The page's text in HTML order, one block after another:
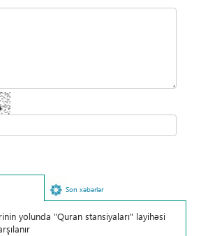
Son xəbərlər
yolunda "Quran stansiyaları" layihəsi